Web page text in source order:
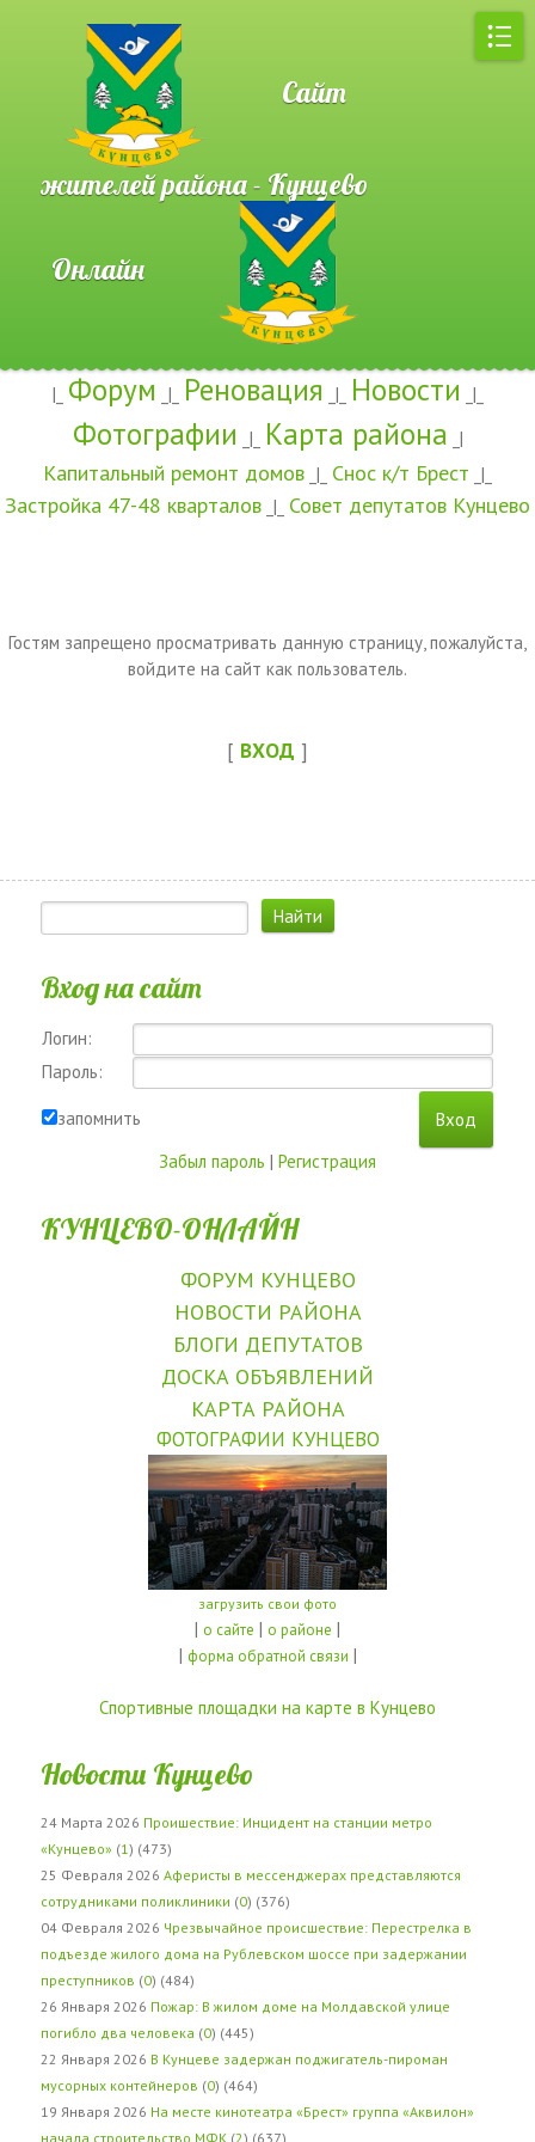
Сайт
жителей района - Кунцево
Онлайн
|_ Форум _|_ Реновация _|_ Новости _|_
Фотографии _|_ Карта района _|
Капитальный ремонт домов _|_ Снос к/т Брест _|_
Застройка 47-48 кварталов _|_ Совет депутатов Кунцево
Гостям запрещено просматривать данную страницу, пожалуйста,
войдите на сайт как пользователь.
[ ВХОД ]
Вход на сайт
Логин:
Пароль:
запомнить
Забыл пароль | Регистрация
КУНЦЕВО-ОНЛАЙН
ФОРУМ КУНЦЕВО
НОВОСТИ РАЙОНА
БЛОГИ ДЕПУТАТОВ
ДОСКА ОБЪЯВЛЕНИЙ
КАРТА РАЙОНА
ФОТОГРАФИИ КУНЦЕВО
загрузить свои фото
| о сайте | о районе |
| форма обратной связи |
Спортивные площадки на карте в Кунцево
Новости Кунцево
24 Марта 2026 Проишествие: Инцидент на станции метро
«Кунцево» (1 ) (473)
25 Февраля 2026 Аферисты в мессенджерах представляются
сотрудниками поликлиники (0) (376)
04 Февраля 2026 Чрезвычайное происшествие: Перестрелка в
подъезде жилого дома на Рублевском шоссе при задержании
преступников (0) (484)
26 Января 2026 Пожар: В жилом доме на Молдавской улице
погибло два человека (0) (445)
22 Января 2026 В Кунцеве задержан поджигатель-пироман
мусорных контейнеров (0) (464)
19 Января 2026 На месте кинотеатра «Брест» группа «Аквилон»
начала строительство МФК (2) (637)